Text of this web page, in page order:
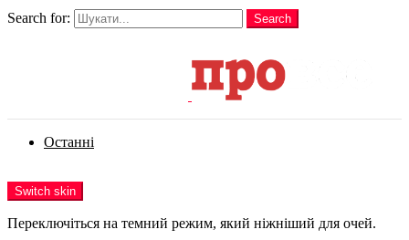
Search for:
Search
Останні
Switch skin
Переключіться на темний режим, який ніжніший для очей.